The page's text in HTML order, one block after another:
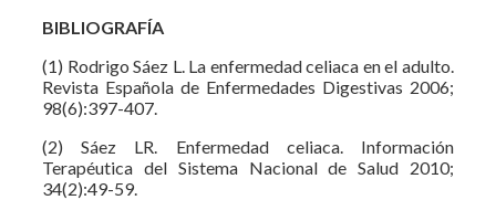
BIBLIOGRAFÍA
(1) Rodrigo Sáez L. La enfermedad celiaca en el adulto.
Revista Española de Enfermedades Digestivas 2006;
98(6):397-407.
(2) Sáez LR. Enfermedad celiaca. Información
Terapéutica del Sistema Nacional de Salud 2010;
34(2):49-59.